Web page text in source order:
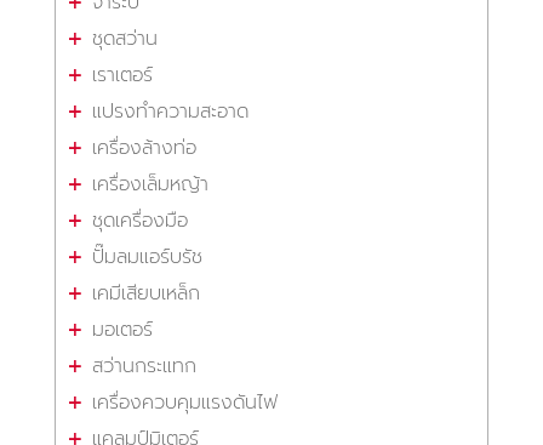
ชุดสว่าน
เราเตอร์
แปรงทำความสะอาด
เครื่องล้างท่อ
เครื่องเล็มหญ้า
ชุดเครื่องมือ
ปั๊มลมแอร์บรัช
เคมีเสียบเหล็ก
มอเตอร์
สว่านกระแทก
เครื่องควบคุมแรงดันไฟ
แคลมป์มิเตอร์